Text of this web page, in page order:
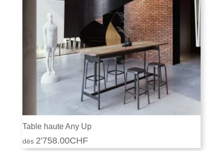
Table haute Any Up
2'758.00CHF